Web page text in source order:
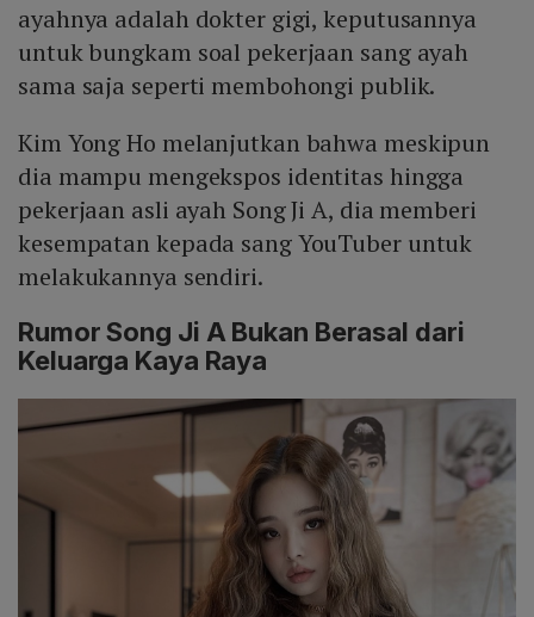
ayahnya adalah dokter gigi, keputusannya
untuk bungkam soal pekerjaan sang ayah
sama saja seperti membohongi publik.
Kim Yong Ho melanjutkan bahwa meskipun
dia mampu mengekspos identitas hingga
pekerjaan asli ayah Song Ji A, dia memberi
kesempatan kepada sang YouTuber untuk
melakukannya sendiri.
Rumor Song Ji A Bukan Berasal dari
Keluarga Kaya Raya